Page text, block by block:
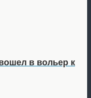
в вольер к